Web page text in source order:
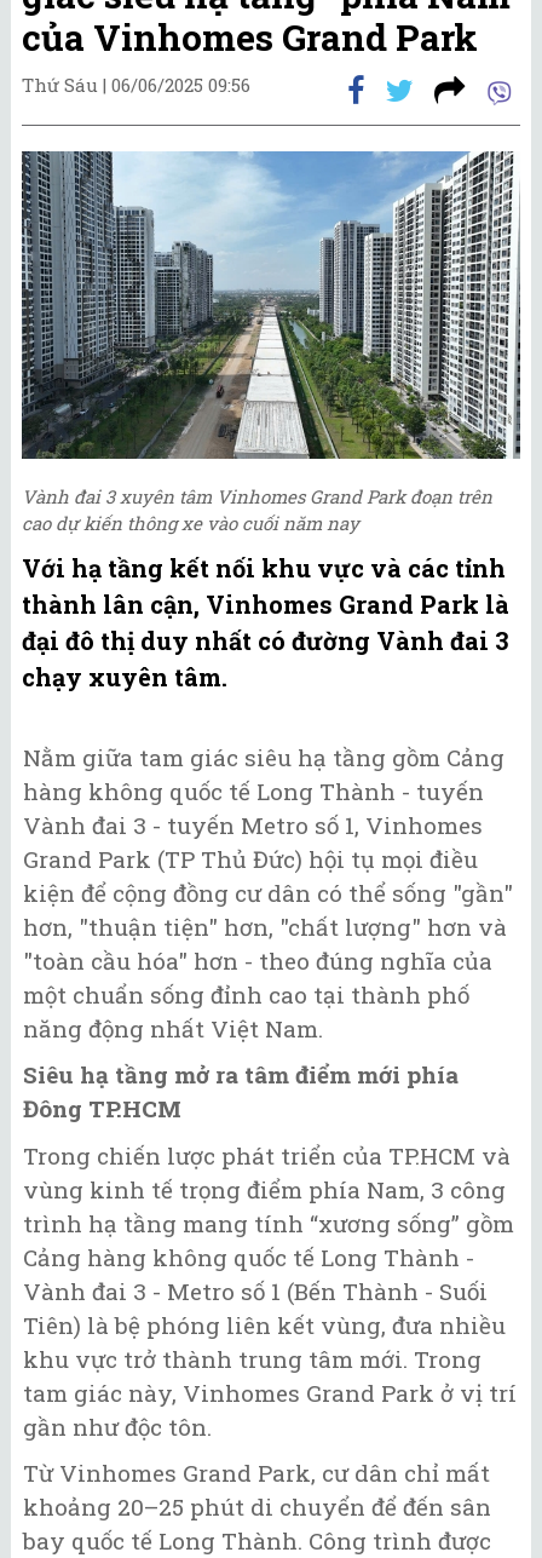
của Vinhomes Grand Park
Thứ Sáu | 06/06/2025 09:56
Vành đai 3 xuyên tâm Vinhomes Grand Park đoạn trên
cao dự kiến thông xe vào cuối năm nay
Với hạ tầng kết nối khu vực và các tỉnh
thành lân cận, Vinhomes Grand Park là
đại đô thị duy nhất có đường Vành đai 3
chạy xuyên tâm.
Nằm giữa tam giác siêu hạ tầng gồm Cảng
hàng không quốc tế Long Thành - tuyến
Vành đai 3 - tuyến Metro số 1, Vinhomes
Grand Park (TP Thủ Đức) hội tụ mọi điều
kiện để cộng đồng cư dân có thể sống "gần"
hơn, "thuận tiện" hơn, "chất lượng" hơn và
"toàn cầu hóa" hơn - theo đúng nghĩa của
một chuẩn sống đỉnh cao tại thành phố
năng động nhất Việt Nam.
Siêu hạ tầng mở ra tâm điểm mới phía
Đông TP.HCM
Trong chiến lược phát triển của TP.HCM và
vùng kinh tế trọng điểm phía Nam, 3 công
trình hạ tầng mang tính “xương sống” gồm
Cảng hàng không quốc tế Long Thành -
Vành đai 3 - Metro số 1 (Bến Thành - Suối
Tiên) là bệ phóng liên kết vùng, đưa nhiều
khu vực trở thành trung tâm mới. Trong
tam giác này, Vinhomes Grand Park ở vị trí
gần như độc tôn.
Từ Vinhomes Grand Park, cư dân chỉ mất
khoảng 20–25 phút di chuyển để đến sân
bay quốc tế Long Thành. Công trình được